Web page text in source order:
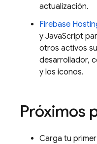
actualización.
Firebase
y JavaScript
otros activos
desarrollador,
y los íconos.
Próximos
Carga tu